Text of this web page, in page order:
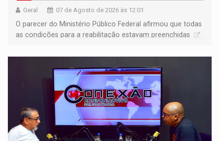
Geral 07 de Agosto de 2026 às 12:01
O parecer do Ministério Público Federal afirmou que todas
as condições para a reabilitação estavam preenchidas